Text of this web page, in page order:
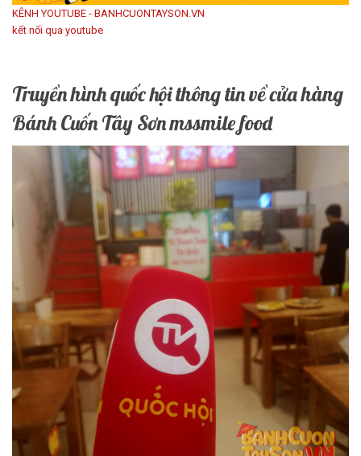
KÊNH YOUTUBE - BANHCUONTAYSON.VN
kết nối qua youtube
Truyền hình quốc hội thông tin về cửa hàng
Bánh Cuốn Tây Sơn mssmile food